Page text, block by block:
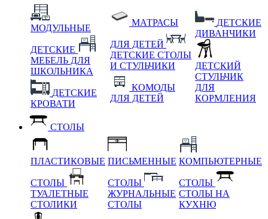
МОДУЛЬНЫЕ
ДЕТСКИЕ
МЕБЕЛЬ ДЛЯ
ШКОЛЬНИКА
ДЕТСКИЕ
КРОВАТИ
МАТРАСЫ
ДЛЯ ДЕТЕЙ
ДЕТСКИЕ СТОЛЫ
И СТУЛЬЧИКИ
КОМОДЫ
ДЛЯ ДЕТЕЙ
ДЕТСКИЕ
ДИВАНЧИКИ
ДЕТСКИЙ
СТУЛЬЧИК
ДЛЯ
КОРМЛЕНИЯ
СТОЛЫ
ПЛАСТИКОВЫЕ
СТОЛЫ
ТУАЛЕТНЫЕ
СТОЛИКИ
ПИСЬМЕННЫЕ
СТОЛЫ
ЖУРНАЛЬНЫЕ
СТОЛЫ
КОМПЬЮТЕРНЫЕ
СТОЛЫ
СТОЛЫ НА
КУХНЮ